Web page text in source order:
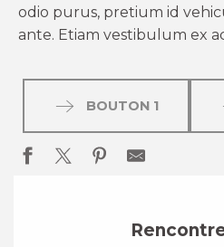
odio purus, pretium id
ante. Etiam vestibulum ex
BOUTON 1